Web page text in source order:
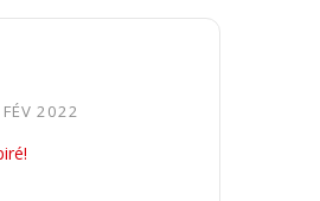
2022